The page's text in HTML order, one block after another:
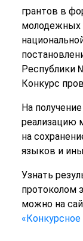
грантов в
молодежных
Республики
Конкурс
На
реализацию
на
языков и
Узнать
протоколом
можно на
«Конкурсное